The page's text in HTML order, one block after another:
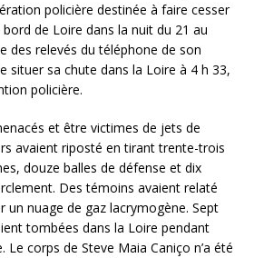
policière destinée à faire cesser
de Loire dans la nuit du 21 au
des relevés du téléphone de son
situer sa chute dans la Loire à 4 h 33,
policière.
et être victimes de jets de
avaient riposté en tirant trente-trois
douze balles de défense et dix
Des témoins avaient relaté
un nuage de gaz lacrymogène. Sept
tombées dans la Loire pendant
Le corps de Steve Maia Caniço n’a été